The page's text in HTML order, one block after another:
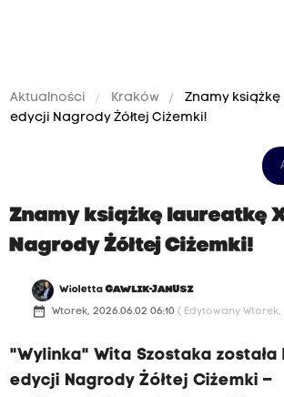
Aktualności Kraków
Znamy książkę
edycji Nagrody Żółtej Ciżemki!
Znamy książkę laureatkę
Nagrody Żółtej Ciżemki!
WiolettaGAWLIK-JANUSZ
date_range Wtorek, 2026.06.02 06:10 ( Edytowany Wtorek,
"Wylinka" Wita Szostaka
edycji Nagrody Żółtej Ciżemki –